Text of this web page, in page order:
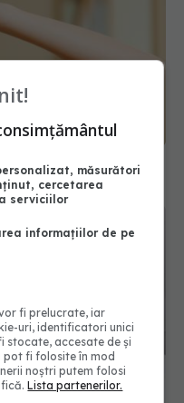
mintea?
în congelator
măsurători
cercetarea
serviciilor
informațiilor de pe
fi prelucrate, iar
uri, identificatori unici
stocate, accesate de și
pot fi folosite în mod
noștri putem folosi
Lista partenerilor.